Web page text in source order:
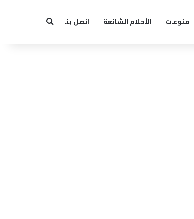
منوعات الأحلام الشائعة اتصل بنا بحث عن